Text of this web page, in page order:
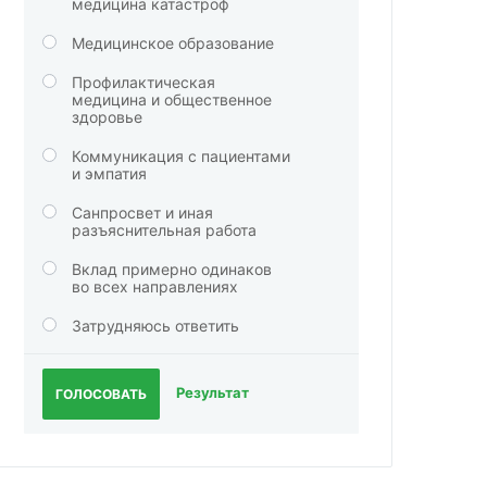
медицина катастроф
Медицинское образование
Профилактическая
медицина и общественное
здоровье
Коммуникация с пациентами
и эмпатия
Санпросвет и иная
разъяснительная работа
Вклад примерно одинаков
во всех направлениях
Затрудняюсь ответить
ГОЛОСОВАТЬ Результат